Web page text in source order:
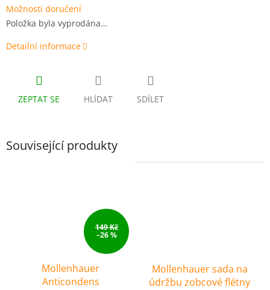
Možnosti doručení
Položka byla vyprodána…
Detailní informace
ZEPTAT SE HLÍDAT SDÍLET
Související produkty
149 Kč
–26 %
Mollenhauer
Anticondens
Mollenhauer sada na
údržbu zobcové flétny